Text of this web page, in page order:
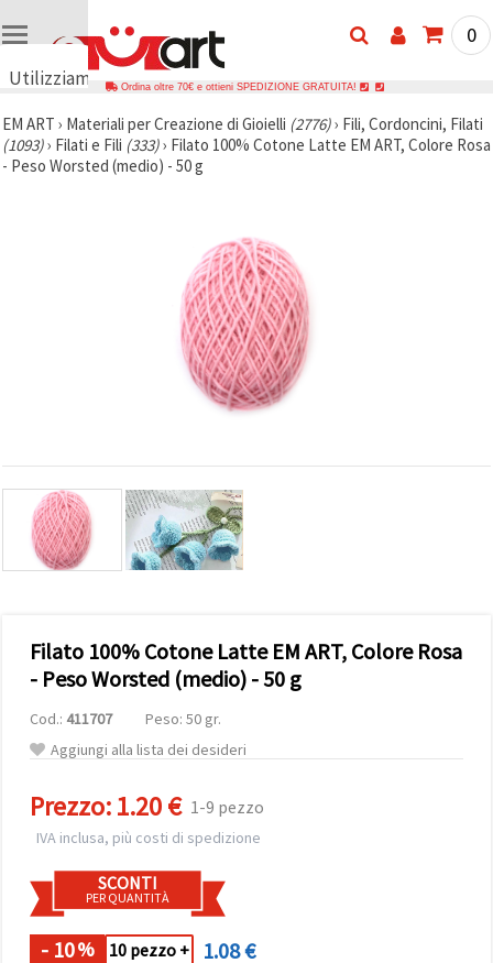
Utilizziamo
🍪
Utilizziamo
cookie e
migliorare
offerta e
visualizzare
contenuti
personalizzati.
tutti i
cookie. •
Clicca su
Cookie" per
personalizzare
le tue
modificare
il tuo
in qualsiasi
momento.
Per ulteriori
informazioni,
consultare
0
Ordina oltre 70€ e ottieni SPEDIZIONE GRATUITA!
EM ART › Materiali per Creazione di Gioielli (2776)› Fili, Cordoncini, Filati
(1093)› Filati e Fili (333)› Filato 100% Cotone Latte EM ART, Colore Rosa
- Peso Worsted (medio) - 50 g
Filato 100% Cotone Latte EM ART, Colore Rosa
- Peso Worsted (medio) - 50 g
Cod.: 411707
Peso: 50 gr.
Aggiungi alla lista dei desideri
Prezzo:1.20 € 1-9 pezzo
IVA inclusa, più costi di spedizione
SCONTI
PER QUANTITÀ
- 10% 10 pezzo + 1.08 €